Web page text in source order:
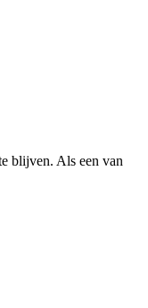
blijven. Als een van